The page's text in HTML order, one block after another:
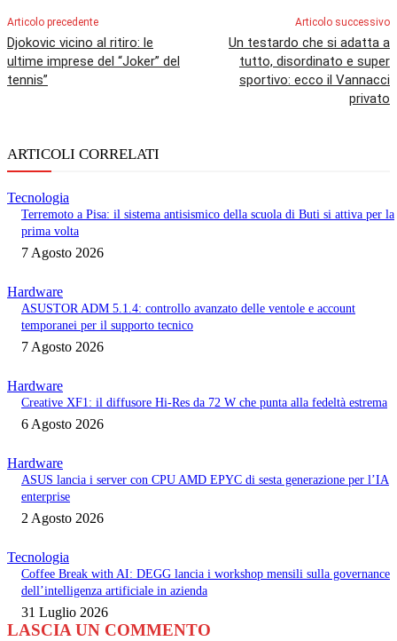
Articolo precedente
Djokovic vicino al ritiro: le
ultime imprese del “Joker” del
tennis”
Articolo successivo
Un testardo che si adatta a
tutto, disordinato e super
sportivo: ecco il Vannacci
privato
ARTICOLI CORRELATI
Tecnologia
Terremoto a Pisa: il sistema antisismico della scuola di Buti si attiva per la
prima volta
7 Agosto 2026
Hardware
ASUSTOR ADM 5.1.4: controllo avanzato delle ventole e account
temporanei per il supporto tecnico
7 Agosto 2026
Hardware
Creative XF1: il diffusore Hi-Res da 72 W che punta alla fedeltà estrema
6 Agosto 2026
Hardware
ASUS lancia i server con CPU AMD EPYC di sesta generazione per l’IA
enterprise
2 Agosto 2026
Tecnologia
Coffee Break with AI: DEGG lancia i workshop mensili sulla governance
dell’intelligenza artificiale in azienda
31 Luglio 2026
LASCIA UN COMMENTO